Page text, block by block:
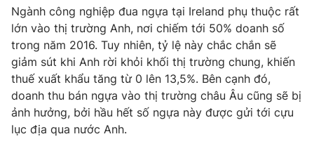
Hậu trường
Nhân vật
Khán giả
Giải sao mai
Điện ảnh
Âm nhạc
Sao
Đời sống
Du lịch
Làm đẹp
Chất lượng cuộc sống
Giáo dục
Tuyển sinh
Học trực tuyến
Công nghệ
Ngành công nghiệp đua ngựa tại Ireland phụ thuộc rất
lớn vào thị trường Anh, nơi chiếm tới 50% doanh số
trong năm 2016. Tuy nhiên, tỷ lệ này chắc chắn sẽ
giảm sút khi Anh rời khỏi khối thị trường chung, khiến
thuế xuất khẩu tăng từ 0 lên 13,5%. Bên cạnh đó,
doanh thu bán ngựa vào thị trường châu Âu cũng sẽ bị
ảnh hưởng, bởi hầu hết số ngựa này được gửi tới cựu
lục địa qua nước Anh.